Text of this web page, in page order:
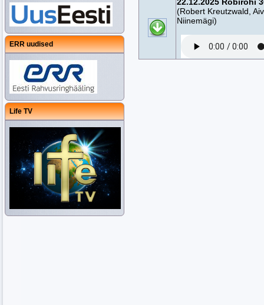
ERR uudised
Life TV
22.12.2025 Robirohi
(Robert Kreutzwald,
Niinemägi)